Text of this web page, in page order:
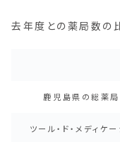
去年度との薬局数の
鹿児島県の総薬
ツール・ド・メディケ